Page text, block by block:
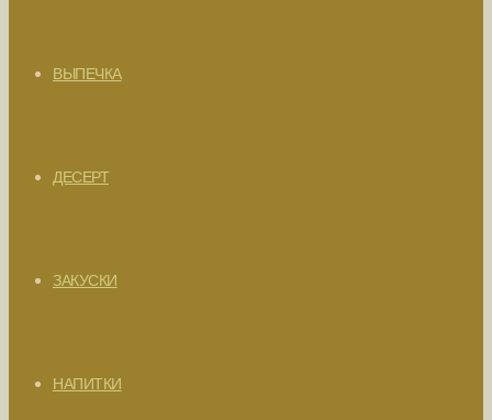
ВЫПЕЧКА
ДЕСЕРТ
ЗАКУСКИ
НАПИТКИ